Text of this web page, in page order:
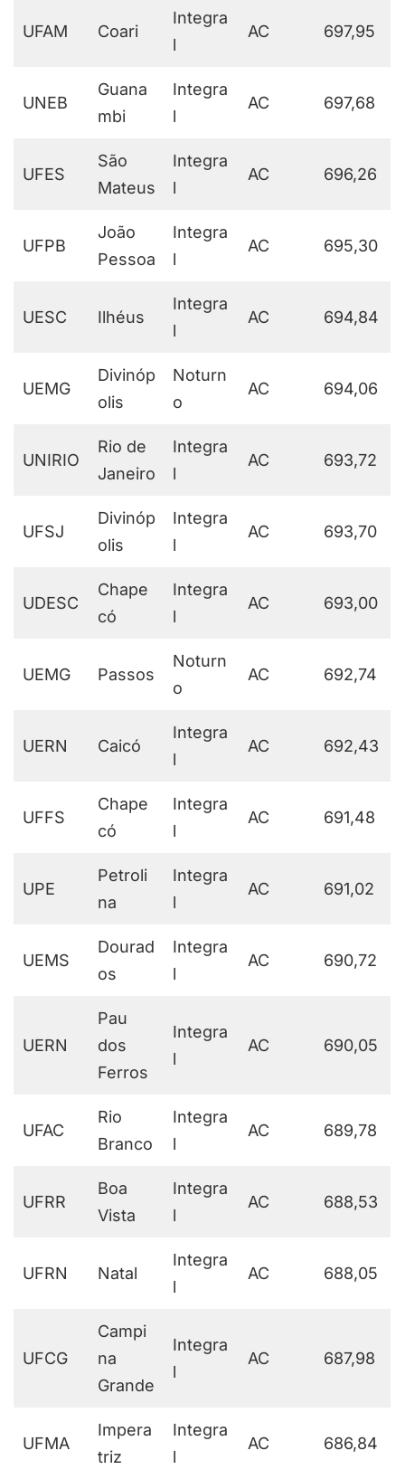
UFAM Coari
Integra
l
AC 697,95
UNEB
Guana
mbi
Integra
l
AC 697,68
UFES
São
Mateus
Integra
l
AC 696,26
UFPB
João
Pessoa
Integra
l
AC 695,30
UESC Ilhéus
Integra
l
AC 694,84
UEMG
Divinóp
olis
Noturn
o
AC 694,06
UNIRIO
Rio de
Janeiro
Integra
l
AC 693,72
UFSJ
Divinóp
olis
Integra
l
AC 693,70
UDESC
Chape
có
Integra
l
AC 693,00
UEMG Passos
Noturn
o
AC 692,74
UERN Caicó
Integra
l
AC 692,43
UFFS
Chape
có
Integra
l
AC 691,48
UPE
Petroli
na
Integra
l
AC 691,02
UEMS
Dourad
os
Integra
l
AC 690,72
UERN
Pau
dos
Ferros
Integra
l
AC 690,05
UFAC
Rio
Branco
Integra
l
AC 689,78
UFRR
Boa
Vista
Integra
l
AC 688,53
UFRN Natal
Integra
l
AC 688,05
UFCG
Campi
na
Grande
Integra
l
AC 687,98
UFMA
Impera
triz
Integra
l
AC 686,84